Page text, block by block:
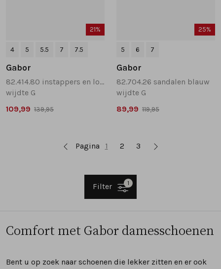
21%
4 5 5.5 7 7.5
Gabor
82.414.80 instappers en loafers goud
wijdte G
109,99 139,95
25%
5 6 7
Gabor
82.704.26 sandalen blauw
wijdte G
89,99 119,95
Pagina 1 2 3
1
Filter
Comfort met Gabor damesschoenen
Bent u op zoek naar schoenen die lekker zitten en er ook